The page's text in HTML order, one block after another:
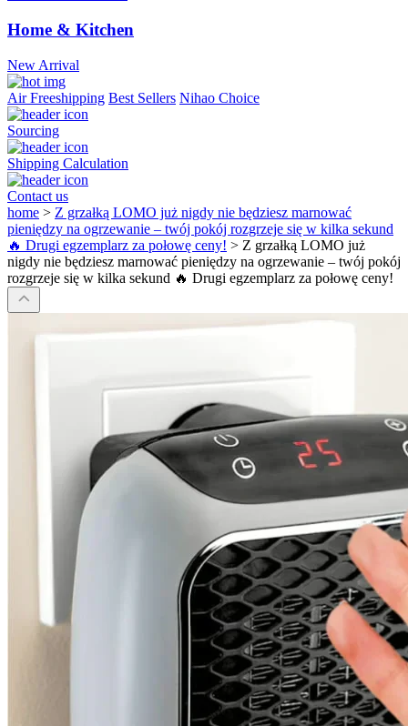
Home & Kitchen
New Arrival
Air Freeshipping Best Sellers Nihao Choice
Sourcing
Shipping Calculation
Contact us
home > Z grzałką LOMO już nigdy nie będziesz marnować
pieniędzy na ogrzewanie – twój pokój rozgrzeje się w kilka sekund
🔥 Drugi egzemplarz za połowę ceny! > Z grzałką LOMO już
nigdy nie będziesz marnować pieniędzy na ogrzewanie – twój pokój
rozgrzeje się w kilka sekund 🔥 Drugi egzemplarz za połowę ceny!